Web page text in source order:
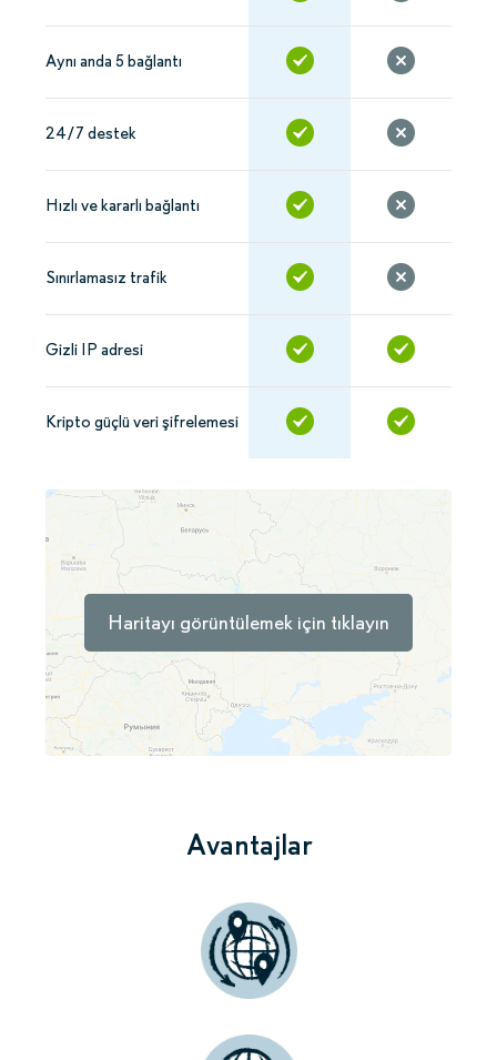
Aynı anda 5 bağlantı
24/7 destek
Hızlı ve kararlı bağlantı
Sınırlamasız trafik
Gizli IP adresi
Kripto güçlü veri şifrelemesi
Haritayı görüntülemek için tıklayın
Avantajlar